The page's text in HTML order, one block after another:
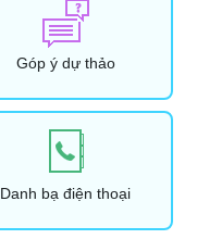
Góp ý dự thảo
Danh bạ điện thoại